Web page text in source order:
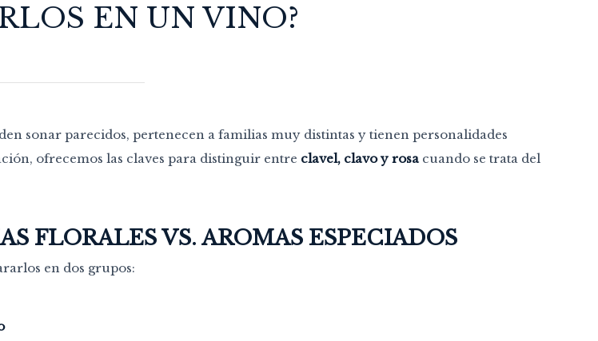
EN UN VINO?
sonar parecidos, pertenecen a familias muy distintas y tienen personalidades
ofrecemos las claves para distinguir entre clavel, clavo y rosacuando se trata del
FLORALES VS. AROMAS ESPECIADOS
en dos grupos: